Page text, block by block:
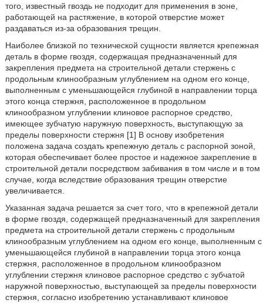
того, известный гвоздь не подходит для применения в зоне,
работающей на растяжение, в которой отверстие может
раздаваться из-за образования трещин.
Наиболее близкой по технической сущности является крепежная
деталь в форме гвоздя, содержащая предназначенный для
закрепления предмета на строительной детали стержень с
продольным клинообразным углублением на одном его конце,
выполненным с уменьшающейся глубиной в направлении торца
этого конца стержня, расположенное в продольном
клинообразном углублении клиновое распорное средство,
имеющее зубчатую наружную поверхность, выступающую за
пределы поверхности стержня [1] В основу изобретения
положена задача создать крепежную деталь с распорной зоной,
которая обеспечивает более простое и надежное закрепление в
строительной детали посредством забивания в том числе и в том
случае, когда вследствие образования трещин отверстие
увеличивается.
Указанная задача решается за счет того, что в крепежной детали
в форме гвоздя, содержащей предназначенный для закрепления
предмета на строительной детали стержень с продольным
клинообразным углублением на одном его конце, выполненным с
уменьшающейся глубиной в направлении торца этого конца
стержня, расположенное в продольном клинообразном
углублении стержня клиновое распорное средство с зубчатой
наружной поверхностью, выступающей за пределы поверхности
стержня, согласно изобретению устанавливают клиновое